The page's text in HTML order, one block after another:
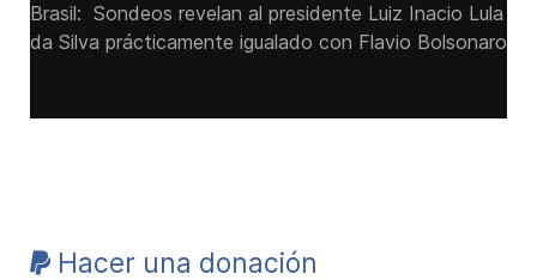
Brasil: Sondeos revelan al presidente Luiz Inacio Lula
da Silva prácticamente igualado con Flavio Bolsonaro
Hacer una donación